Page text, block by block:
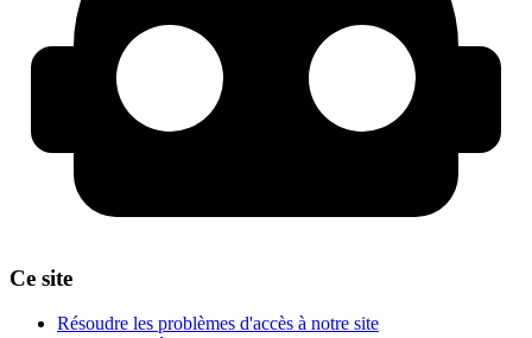
Ce site
Résoudre les problèmes d'accès à notre site